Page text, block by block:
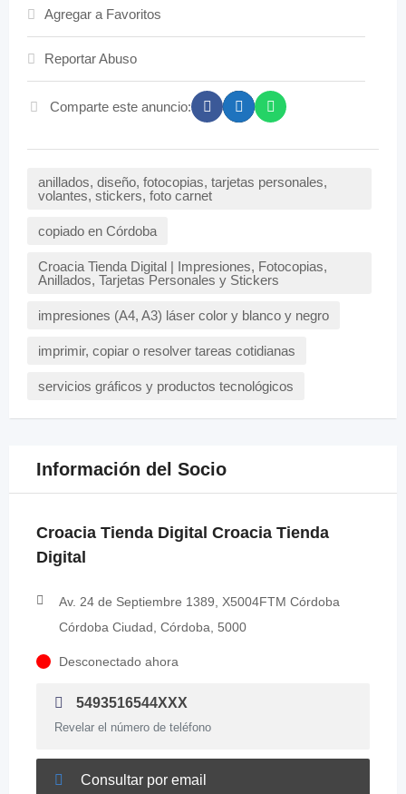
Agregar a Favoritos
Reportar Abuso
Comparte este anuncio:
anillados, diseño, fotocopias, tarjetas personales,
volantes, stickers, foto carnet
copiado en Córdoba
Croacia Tienda Digital | Impresiones, Fotocopias,
Anillados, Tarjetas Personales y Stickers
impresiones (A4, A3) láser color y blanco y negro
imprimir, copiar o resolver tareas cotidianas
servicios gráficos y productos tecnológicos
Información del Socio
Croacia Tienda Digital Croacia Tienda
Digital
Av. 24 de Septiembre 1389, X5004FTM Córdoba
Córdoba Ciudad, Córdoba, 5000
Desconectado ahora
5493516544XXX
Revelar el número de teléfono
Consultar por email